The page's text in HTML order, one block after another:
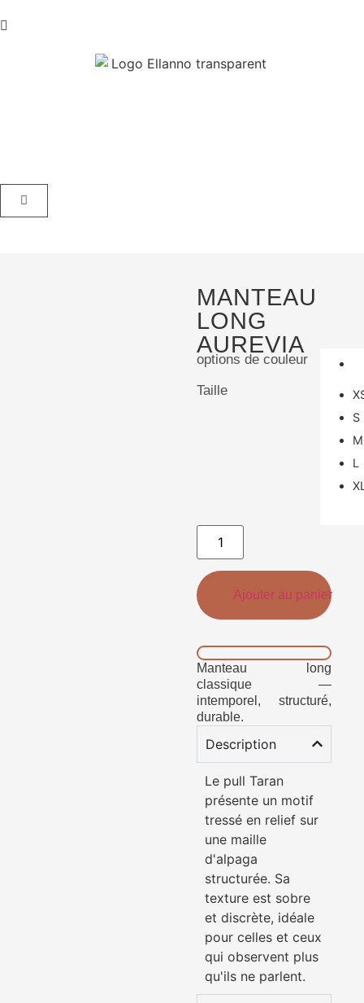
MANTEAU
LONG
AUREVIA
options de couleur
Taille
S
M
L
Ajouter au panier
Manteau long
classique —
intemporel, structuré,
durable.
Description
Le pull Taran
présente un motif
tressé en relief sur
une maille
d'alpaga
structurée. Sa
texture est sobre
et discrète, idéale
pour celles et ceux
qui observent plus
qu'ils ne parlent.